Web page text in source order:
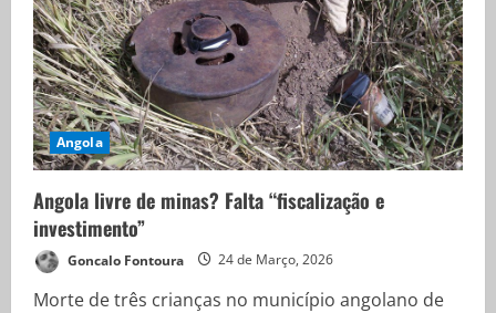
Angola
Angola livre de minas? Falta “fiscalização e
investimento”
Goncalo Fontoura 24 de Março, 2026
Morte de três crianças no município angolano de